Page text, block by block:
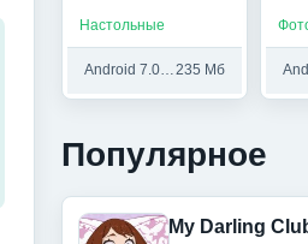
Настольные
Android 7.0 и выше235 Мб
Популярное
My Darling